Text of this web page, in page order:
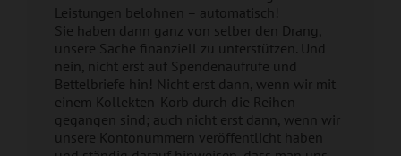
Leistungen belohnen – automatisch!
Sie haben dann ganz von selber den Drang,
unsere Sache finanziell zu unterstützen. Und
nein, nicht erst auf Spendenaufrufe und
Bettelbriefe hin! Nicht erst dann, wenn wir mit
einem Kollekten-Korb durch die Reihen
gegangen sind; auch nicht erst dann, wenn wir
unsere Kontonummern veröffentlicht haben